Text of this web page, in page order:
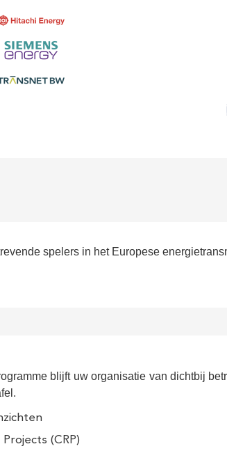
spelers in het Europese
blijft uw organisatie van dichtbij
(CRP)